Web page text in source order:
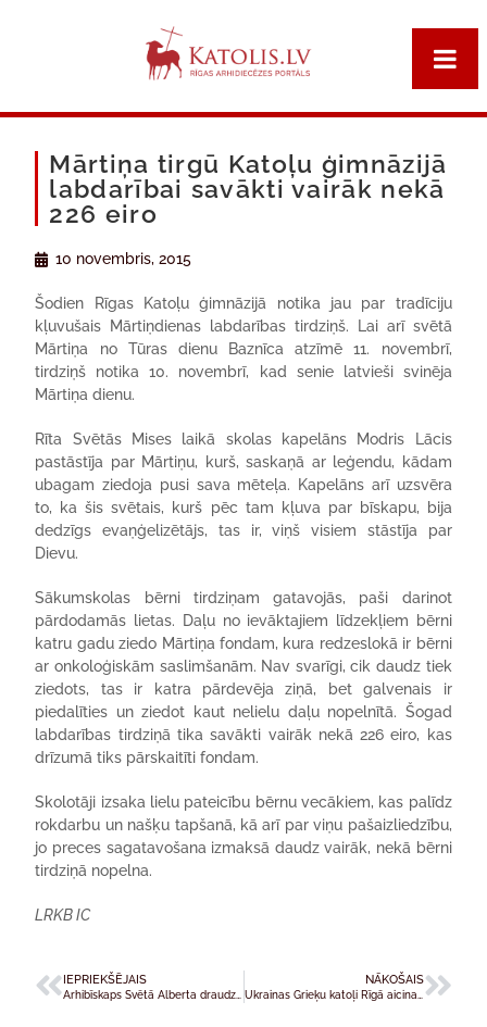
Mārtiņa tirgū Katoļu ģimnāzijā
labdarībai savākti vairāk nekā
226 eiro
10 novembris, 2015
Šodien Rīgas Katoļu ģimnāzijā notika jau par tradīciju
kļuvušais Mārtiņdienas labdarības tirdziņš. Lai arī svētā
Mārtiņa no Tūras dienu Baznīca atzīmē 11. novembrī,
tirdziņš notika 10. novembrī, kad senie latvieši svinēja
Mārtiņa dienu.
Rīta Svētās Mises laikā skolas kapelāns Modris Lācis
pastāstīja par Mārtiņu, kurš, saskaņā ar leģendu, kādam
ubagam ziedoja pusi sava mēteļa. Kapelāns arī uzsvēra
to, ka šis svētais, kurš pēc tam kļuva par bīskapu, bija
dedzīgs evaņģelizētājs, tas ir, viņš visiem stāstīja par
Dievu.
Sākumskolas bērni tirdziņam gatavojās, paši darinot
pārdodamās lietas. Daļu no ievāktajiem līdzekļiem bērni
katru gadu ziedo Mārtiņa fondam, kura redzeslokā ir bērni
ar onkoloģiskām saslimšanām. Nav svarīgi, cik daudz tiek
ziedots, tas ir katra pārdevēja ziņā, bet galvenais ir
piedalīties un ziedot kaut nelielu daļu nopelnītā. Šogad
labdarības tirdziņā tika savākti vairāk nekā 226 eiro, kas
drīzumā tiks pārskaitīti fondam.
Skolotāji izsaka lielu pateicību bērnu vecākiem, kas palīdz
rokdarbu un našķu tapšanā, kā arī par viņu pašaizliedzību,
jo preces sagatavošana izmaksā daudz vairāk, nekā bērni
tirdziņā nopelna.
LRKB IC
IEPRIEKŠĒJAIS NĀKOŠAIS